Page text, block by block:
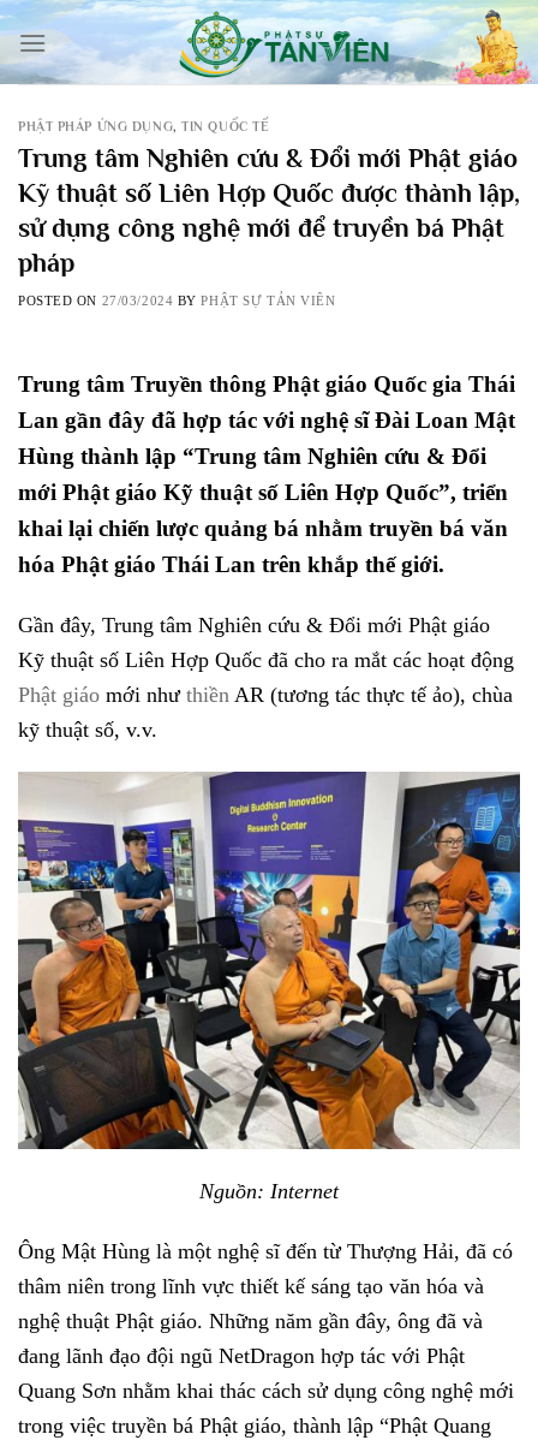
Skip
content
PHẬT PHÁP ỨNG DỤNG,TIN QUỐC TẾ
Trung tâm Nghiên cứu & Đổi mới Phật giáo
Kỹ thuật số Liên Hợp Quốc được thành lập,
sử dụng công nghệ mới để truyền bá Phật
pháp
POSTED ON 27/03/2024 BYPHẬT SỰ TẢN VIÊN
Trung tâm Truyền thông Phật giáo Quốc gia Thái
Lan gần đây đã hợp tác với nghệ sĩ Đài Loan Mật
Hùng thành lập “Trung tâm Nghiên cứu & Đổi
mới Phật giáo Kỹ thuật số Liên Hợp Quốc”, triển
khai lại chiến lược quảng bá nhằm truyền bá văn
hóa Phật giáo Thái Lan trên khắp thế giới.
Gần đây, Trung tâm Nghiên cứu & Đổi mới Phật giáo
Kỹ thuật số Liên Hợp Quốc đã cho ra mắt các hoạt động
Phật giáo mới như thiền AR (tương tác thực tế ảo), chùa
kỹ thuật số, v.v.
Nguồn: Internet
Ông Mật Hùng là một nghệ sĩ đến từ Thượng Hải, đã có
thâm niên trong lĩnh vực thiết kế sáng tạo văn hóa và
nghệ thuật Phật giáo. Những năm gần đây, ông đã và
đang lãnh đạo đội ngũ NetDragon hợp tác với Phật
Quang Sơn nhằm khai thác cách sử dụng công nghệ mới
trong việc truyền bá Phật giáo, thành lập “Phật Quang